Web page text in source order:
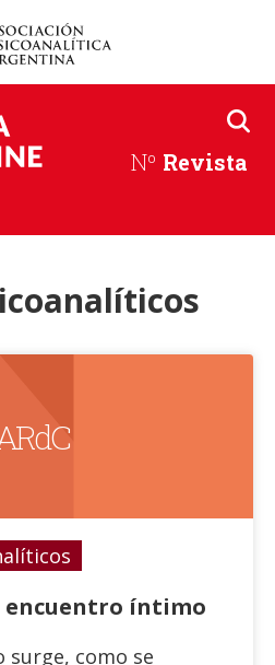
Nº Revista
A R d C
encuentro íntimo
surge, como se